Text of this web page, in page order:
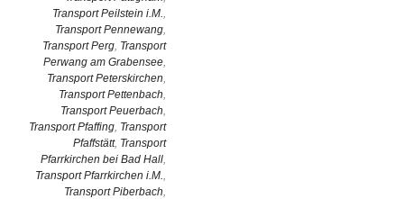
Transport Peilstein i.M.,
Transport Pennewang,
Transport Perg, Transport
Perwang am Grabensee,
Transport Peterskirchen,
Transport Pettenbach,
Transport Peuerbach,
Transport Pfaffing, Transport
Pfaffstätt, Transport
Pfarrkirchen bei Bad Hall,
Transport Pfarrkirchen i.M.,
Transport Piberbach,